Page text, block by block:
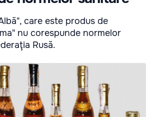
care este produs de
nu corespunde normelor
Rusă.